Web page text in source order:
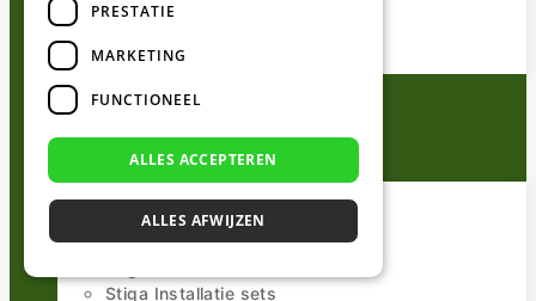
Parkside Reparatie sets
Parkside Draadverbinders
Stiga
Stiga Mesjes
Stiga Perimeterdraad
Stiga Installatie sets
PRESTATIE
MARKETING
FUNCTIONEEL
ALLES ACCEPTEREN
ALLES AFWIJZEN